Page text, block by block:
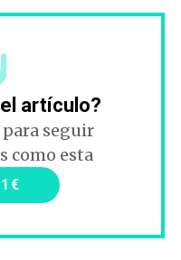
artículo?
seguir
como esta